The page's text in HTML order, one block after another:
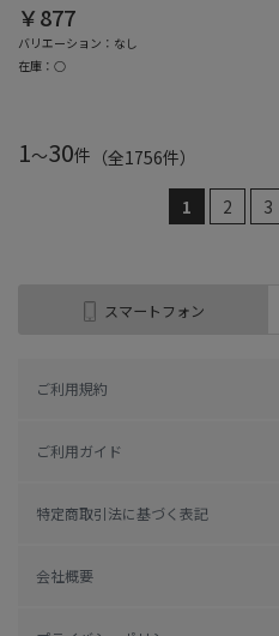
￥877
バリエーション：なし
在庫：○
1～30件 （全1756件）
1 2 3
スマートフォン
ご利用規約
ご利用ガイド
特定商取引法に基づく表記
会社概要